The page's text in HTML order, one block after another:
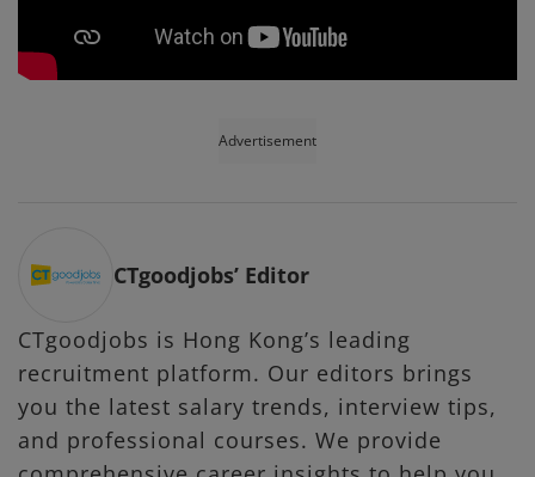
Advertisement
CTgoodjobs’ Editor
CTgoodjobs is Hong Kong’s leading
recruitment platform. Our editors brings
you the latest salary trends, interview tips,
and professional courses. We provide